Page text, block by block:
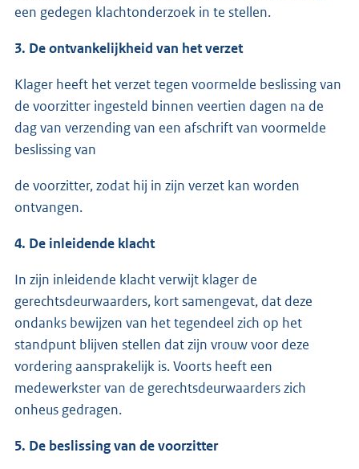
een gedegen klachtonderzoek in te stellen.
3. De ontvankelijkheid van het verzet
Klager heeft het verzet tegen voormelde beslissing van
de voorzitter ingesteld binnen veertien dagen na de
dag van verzending van een afschrift van voormelde
beslissing van
de voorzitter, zodat hij in zijn verzet kan worden
ontvangen.
4. De inleidende klacht
In zijn inleidende klacht verwijt klager de
gerechtsdeurwaarders, kort samengevat, dat deze
ondanks bewijzen van het tegendeel zich op het
standpunt blijven stellen dat zijn vrouw voor deze
vordering aansprakelijk is. Voorts heeft een
medewerkster van de gerechtsdeurwaarders zich
onheus gedragen.
5. De beslissing van de voorzitter